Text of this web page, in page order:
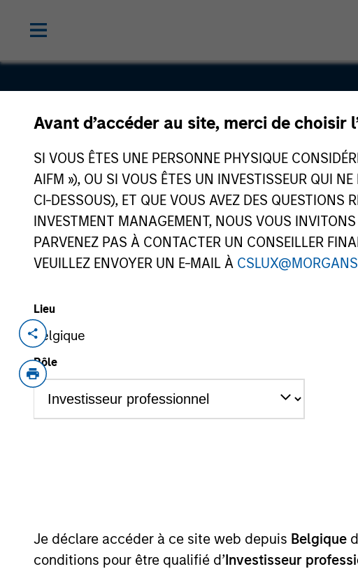
Avant d’accéder au site, merci de choisir
SI VOUS ÊTES UNE PERSONNE PHYSIQUE
AIFM »), OU SI VOUS ÊTES UN INVESTISSEUR QUI
CI-DESSOUS), ET QUE VOUS AVEZ DES
INVESTMENT MANAGEMENT, NOUS VOUS
PARVENEZ PAS À CONTACTER UN CONSEILLER
VEUILLEZ ENVOYER UN E-MAIL À
Lieu
Belgique
Rôle
Je déclare accéder à ce site web depuis Belgique
conditions pour être qualifié d’Investisseur
Pathway
Pathway Veterinary Alliance, now Thrive Pet
owner and operator. Thrive owns and